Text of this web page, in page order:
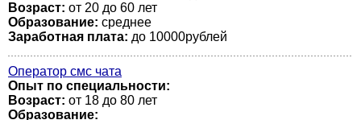
Возраст: от 20 до 60 лет
Образование: среднее
Заработная плата: до 10000рублей
Оператор смс чата
Опыт по специальности:
Возраст: от 18 до 80 лет
Образование: